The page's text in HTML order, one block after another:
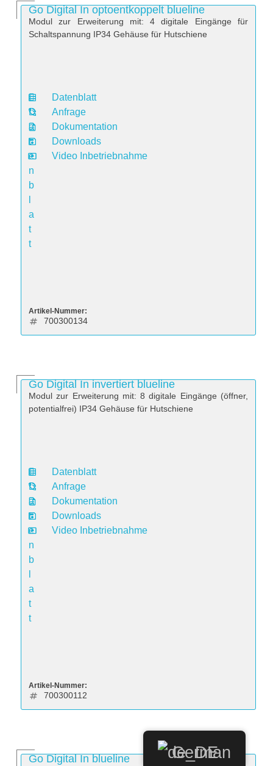
Go Digital In optoentkoppelt blueline
Modul zur Erweiterung mit: 4 digitale Eingänge für
Schaltspannung IP34 Gehäuse für Hutschiene
D
a
t
e
n
b
a
t
t
Datenblatt
Anfrage
Dokumentation
Downloads
Video Inbetriebnahme
Artikel-Nummer:
700300134
Go Digital In invertiert blueline
Modul zur Erweiterung mit: 8 digitale Eingänge (öffner,
potentialfrei) IP34 Gehäuse für Hutschiene
D
a
t
e
n
b
a
t
t
Datenblatt
Anfrage
Dokumentation
Downloads
Video Inbetriebnahme
Artikel-Nummer:
700300112
Go Digital In blueline German